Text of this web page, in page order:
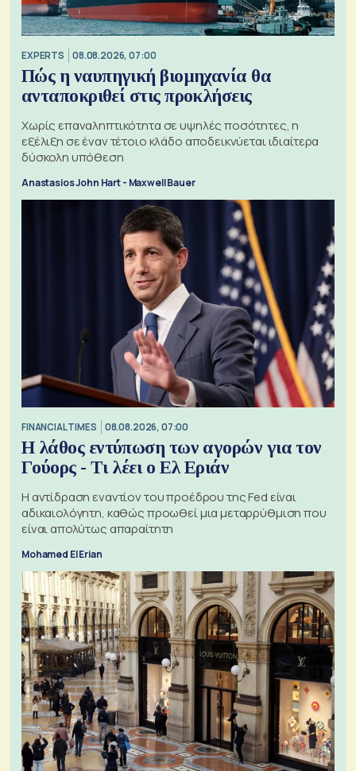
EXPERTS 08.08.2026, 07:00
Πώς η ναυπηγική βιομηχανία θα
ανταποκριθεί στις προκλήσεις
Χωρίς επαναληπτικότητα σε υψηλές ποσότητες, η
εξέλιξη σε έναν τέτοιο κλάδο αποδεικνύεται ιδιαίτερα
δύσκολη υπόθεση
Anastasios John Hart - Maxwell Bauer
FINANCIAL TIMES 08.08.2026, 07:00
Η λάθος εντύπωση των αγορών για τον
Γούορς - Τι λέει ο Ελ Εριάν
Η αντίδραση εναντίον του προέδρου της Fed είναι
αδικαιολόγητη, καθώς προωθεί μια μεταρρύθμιση που
είναι απολύτως απαραίτητη
Mohamed El Erian